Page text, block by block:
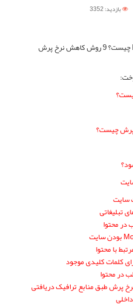
بازدید: 3352
پرش چیست؟
سایت
تبلیغاتی
در محتوا
با محتوا
کلمات کلیدی موجود
در محتوا
پرش طبق منابع ترافیک دریافتی